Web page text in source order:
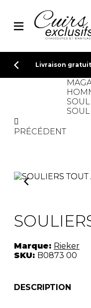
Livraison
PRÉCÉDENT
Marque: Rieker
SKU: B0873 00
DESCRIPTION